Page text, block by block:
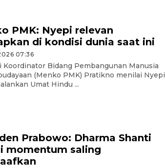
PMK: Nyepi relevan
di kondisi dunia saat ini
07:36
Koordinator Bidang Pembangunan Manusia
(Menko PMK) Pratikno menilai Nyepi
Umat Hindu ...
Prabowo: Dharma Shanti
momentum saling